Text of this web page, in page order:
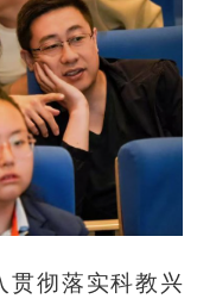
贯彻落实科教兴